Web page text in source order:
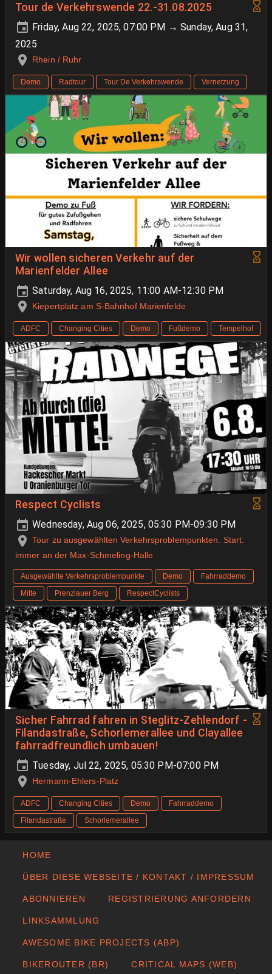
Tour de Verkehrswende 22.-31.08.2025
Friday, Aug 22, 2025, 07:00 PM → Sunday, Aug 31,
2025
Rhein / Ruhr
Demo Radtour Tour De Verkehrswende Vernetzung
Wir wollen sicheren Verkehr auf der
Marienfelder Allee
Saturday, Aug 16, 2025, 11:00 AM-12:30 PM
Kiepertplatz am S-Bahnhof Marienfelde
ADFC Changing Cities Demo Fußdemo Tempelhof
Respect Cyclists
Wednesday, Aug 06, 2025, 05:30 PM-09:30 PM
Tour zu ausgewählten Verkehrsproblempunkten. Start:
immer an der Max-Schmeling-Halle
Ausgewählte Verkehrsproblempunkte Demo
Fahrraddemo
Mitte
Prenzlauer Berg RespectCyclists
Sicher Fahrrad fahren in Steglitz-Zehlendorf -
Filandastraße, Schorlemerallee und Clayallee
fahrradfreundlich umbauen!
Tuesday, Jul 22, 2025, 05:30 PM-07:00 PM
Hermann-Ehlers-Platz
ADFC Changing Cities Demo
Fahrraddemo
Filandastraße
Schorlemerallee
HOME
ÜBER DIESE WEBSEITE / KONTAKT / IMPRESSUM
ABONNIEREN REGISTRIERUNG ANFORDERN
LINKSAMMLUNG
AWESOME BIKE PROJECTS (ABP)
BIKEROUTER (BR) CRITICAL MAPS (WEB)